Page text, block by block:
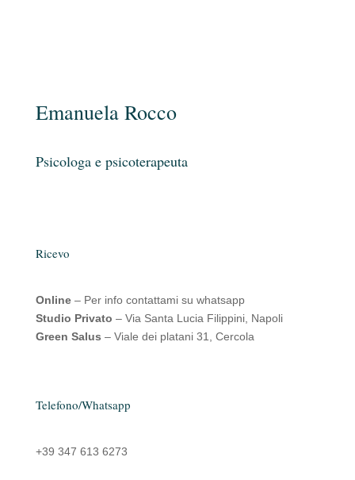
Emanuela Rocco
Psicologa e psicoterapeuta
Ricevo
Online– Per info contattami su whatsapp
Studio Privato – Via Santa Lucia Filippini, Napoli
Green Salus – Viale dei platani 31, Cercola
Telefono/Whatsapp
+39 347 613 6273